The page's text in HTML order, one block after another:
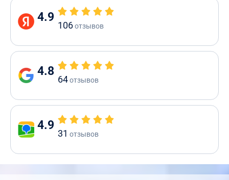
4.9
106отзывов
4.8
64отзывов
4.9
31 отзывов